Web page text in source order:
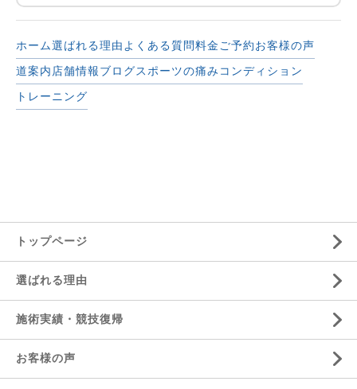
ホーム選ばれる理由 よくある質問料金 ご予約お客様の声
道案内 店舗情報ブログスポーツの痛み コンディション
トレーニング
トップページ
選ばれる理由
施術実績・競技復帰
お客様の声